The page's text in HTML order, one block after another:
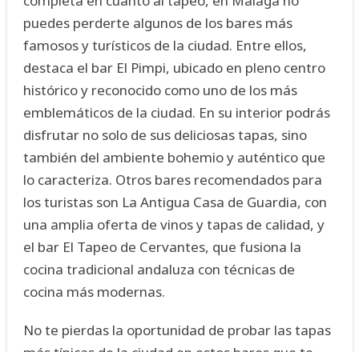
puedes perderte algunos de los bares más
famosos y turísticos de la ciudad. Entre ellos,
destaca el bar El Pimpi, ubicado en pleno centro
histórico y reconocido como uno de los más
emblemáticos de la ciudad. En su interior podrás
disfrutar no solo de sus deliciosas tapas, sino
también del ambiente bohemio y auténtico que
lo caracteriza. Otros bares recomendados para
los turistas son La Antigua Casa de Guardia, con
una amplia oferta de vinos y tapas de calidad, y
el bar El Tapeo de Cervantes, que fusiona la
cocina tradicional andaluza con técnicas de
cocina más modernas.
No te pierdas la oportunidad de probar las tapas